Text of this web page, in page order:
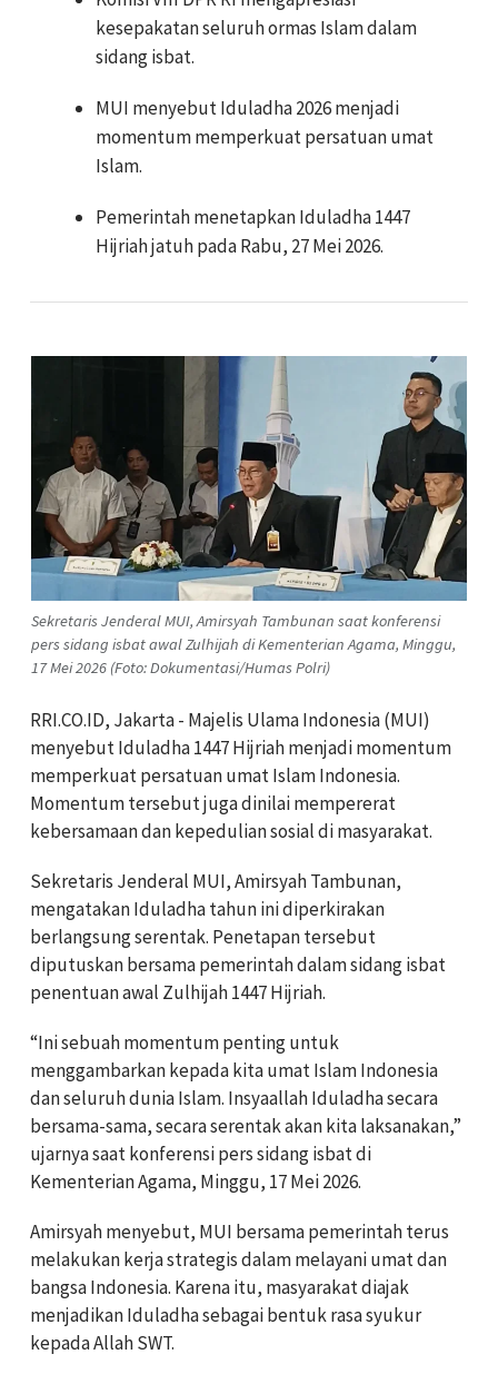
kesepakatan seluruh ormas Islam dalam
sidang isbat.
MUI menyebut Iduladha 2026 menjadi
momentum memperkuat persatuan umat
Islam.
Pemerintah menetapkan Iduladha 1447
Hijriah jatuh pada Rabu, 27 Mei 2026.
Sekretaris Jenderal MUI, Amirsyah Tambunan saat konferensi
pers sidang isbat awal Zulhijah di Kementerian Agama, Minggu,
17 Mei 2026 (Foto: Dokumentasi/Humas Polri)
RRI.CO.ID, Jakarta - Majelis Ulama Indonesia (MUI)
menyebut Iduladha 1447 Hijriah menjadi momentum
memperkuat persatuan umat Islam Indonesia.
Momentum tersebut juga dinilai mempererat
kebersamaan dan kepedulian sosial di masyarakat.
Sekretaris Jenderal MUI, Amirsyah Tambunan,
mengatakan Iduladha tahun ini diperkirakan
berlangsung serentak. Penetapan tersebut
diputuskan bersama pemerintah dalam sidang isbat
penentuan awal Zulhijah 1447 Hijriah.
“Ini sebuah momentum penting untuk
menggambarkan kepada kita umat Islam Indonesia
dan seluruh dunia Islam. Insyaallah Iduladha secara
bersama-sama, secara serentak akan kita laksanakan,”
ujarnya saat konferensi pers sidang isbat di
Kementerian Agama, Minggu, 17 Mei 2026.
Amirsyah menyebut, MUI bersama pemerintah terus
melakukan kerja strategis dalam melayani umat dan
bangsa Indonesia. Karena itu, masyarakat diajak
menjadikan Iduladha sebagai bentuk rasa syukur
kepada Allah SWT.